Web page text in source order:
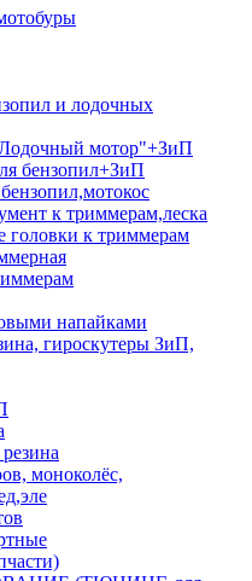
и лодочных
мотор"+ЗиП
бензопил+ЗиП
к триммерам,леска
головки к триммерам
напайками
гироскутеры ЗиП,
моноколёс,